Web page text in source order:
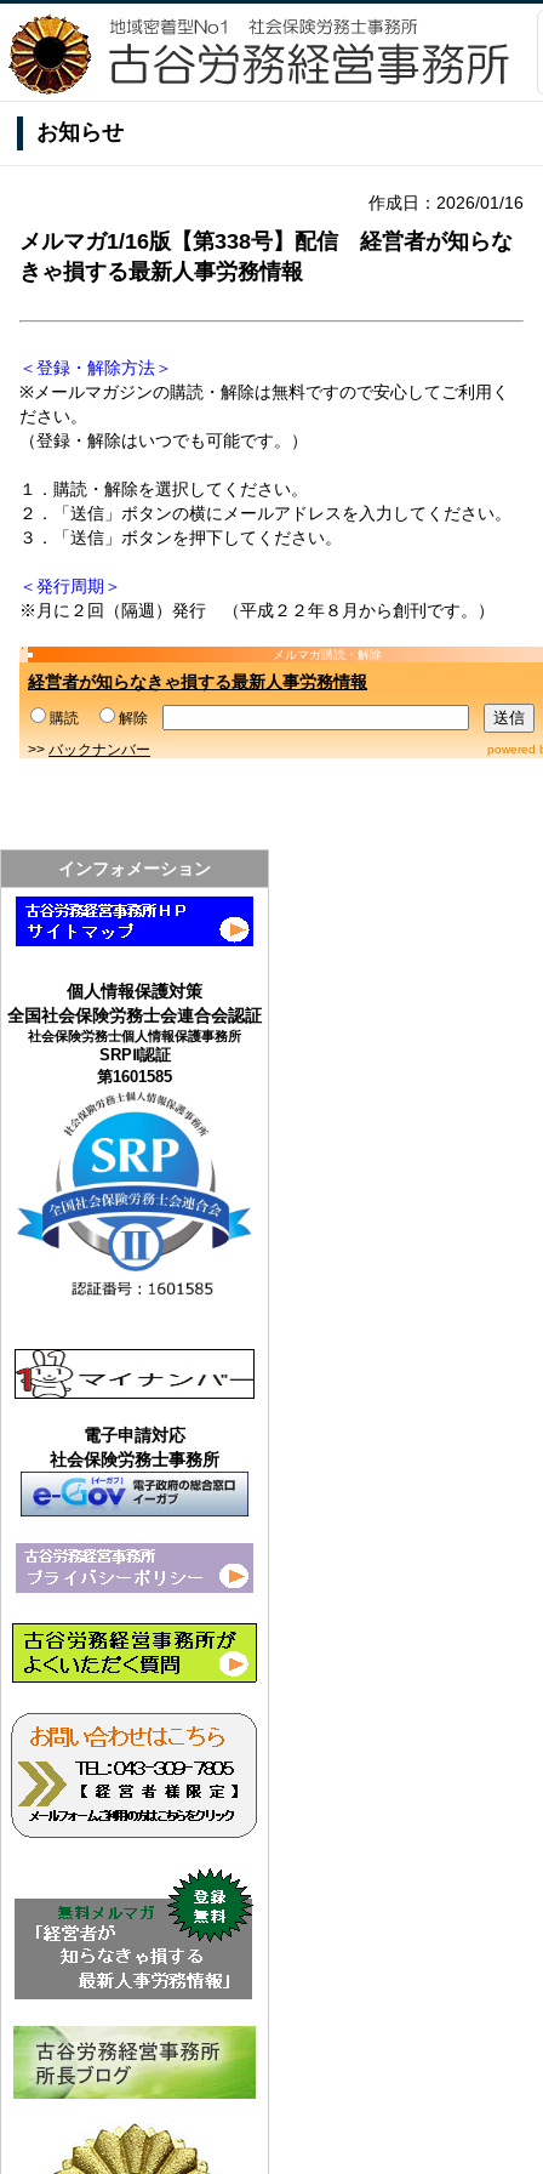
お知らせ
作成日：2026/01/16
メルマガ1/16版【第338号】配信 経営者が知らな
きゃ損する最新人事労務情報
＜登録・解除方法＞
※メールマガジンの購読・解除は無料ですので安心してご利用く
ださい。
（登録・解除はいつでも可能です。）
１．購読・解除を選択してください。
２．「送信」ボタンの横にメールアドレスを入力してください。
３．「送信」ボタンを押下してください。
＜発行周期＞
※月に２回（隔週）発行 （平成２２年８月から創刊です。）
メルマガ購読・解除
経営者が知らなきゃ損する最新人事労務情報
購読
解除
>> バックナンバー powered
インフォメーション
個人情報保護対策
全国社会保険労務士会連合会認証
社会保険労務士個人情報保護事務所
SRPⅡ認証
第1601585
電子申請対応
社会保険労務士事務所